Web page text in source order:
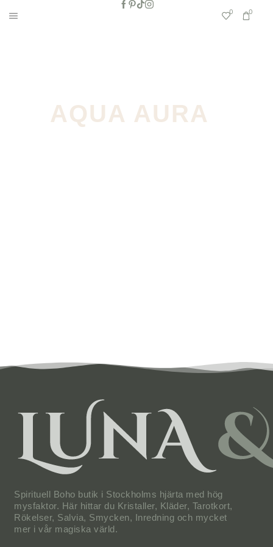
0 0
AQUA AURA
Spirituell Boho butik i Stockholms hjärta med hög
mysfaktor. Här hittar du Kristaller, Kläder, Tarotkort,
Rökelser, Salvia, Smycken, Inredning och mycket
mer i vår magiska värld.